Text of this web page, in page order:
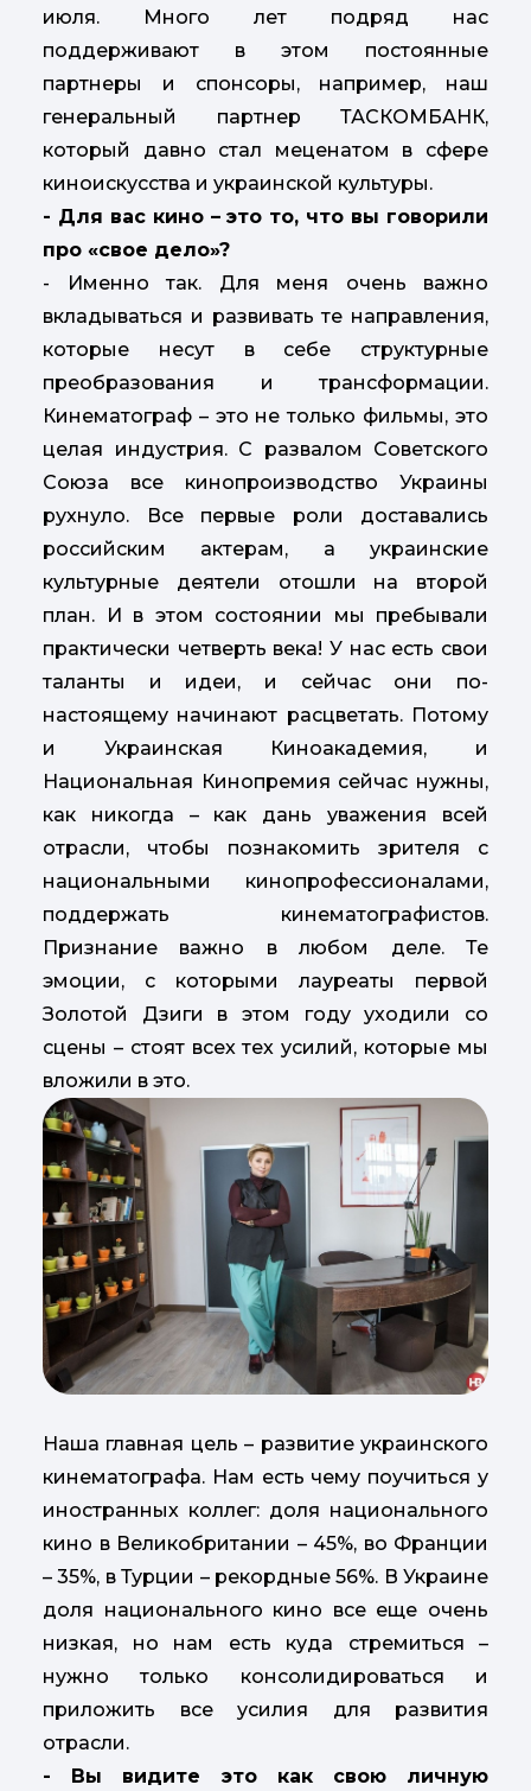
июля. Много лет подряд нас
поддерживают в этом постоянные
партнеры и спонсоры, например, наш
генеральный партнер ТАСКОМБАНК,
который давно стал меценатом в сфере
киноискусства и украинской культуры.
- Для вас кино – это то, что вы говорили
про «свое дело»?
- Именно так. Для меня очень важно
вкладываться и развивать те направления,
которые несут в себе структурные
преобразования и трансформации.
Кинематограф – это не только фильмы, это
целая индустрия. С развалом Советского
Союза все кинопроизводство Украины
рухнуло. Все первые роли доставались
российским актерам, а украинские
культурные деятели отошли на второй
план. И в этом состоянии мы пребывали
практически четверть века! У нас есть свои
таланты и идеи, и сейчас они по-
настоящему начинают расцветать. Потому
и Украинская Киноакадемия, и
Национальная Кинопремия сейчас нужны,
как никогда – как дань уважения всей
отрасли, чтобы познакомить зрителя с
национальными кинопрофессионалами,
поддержать кинематографистов.
Признание важно в любом деле. Те
эмоции, с которыми лауреаты первой
Золотой Дзиги в этом году уходили со
сцены – стоят всех тех усилий, которые мы
вложили в это.
Наша главная цель – развитие украинского
кинематографа. Нам есть чему поучиться у
иностранных коллег: доля национального
кино в Великобритании – 45%, во Франции
– 35%, в Турции – рекордные 56%. В Украине
доля национального кино все еще очень
низкая, но нам есть куда стремиться –
нужно только консолидироваться и
приложить все усилия для развития
отрасли.
- Вы видите это как свою личную